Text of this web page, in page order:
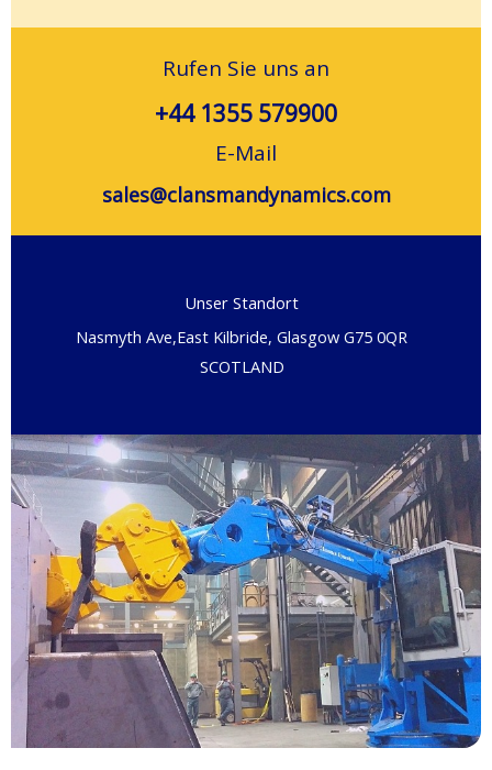
Rufen Sie uns an
+44 1355 579900
E-Mail
sales@clansmandynamics.com
Unser Standort
Nasmyth Ave,East Kilbride, Glasgow G75 0QR
SCOTLAND